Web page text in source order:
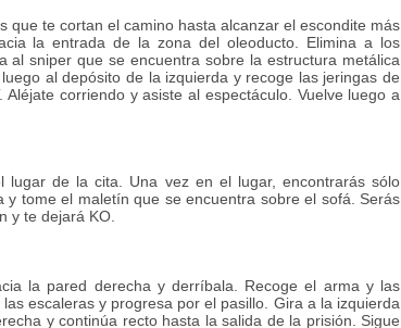
que te cortan el camino hasta alcanzar el escondite más
la entrada de la zona del oleoducto. Elimina a los
sniper que se encuentra sobre la estructura metálica
al depósito de la izquierda y recoge las jeringas de
corriendo y asiste al espectáculo. Vuelve luego a
de la cita. Una vez en el lugar, encontrarás sólo
tome el maletín que se encuentra sobre el sofá. Serás
y te dejará KO.
la pared derecha y derríbala. Recoge el arma y las
escaleras y progresa por el pasillo. Gira a la izquierda
y continúa recto hasta la salida de la prisión. Sigue